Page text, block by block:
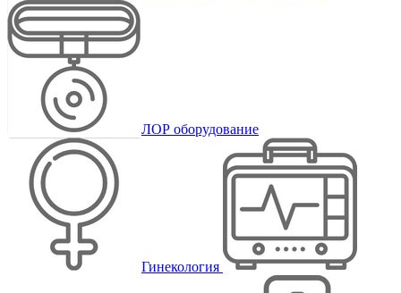
ЛОР оборудование
Гинекология